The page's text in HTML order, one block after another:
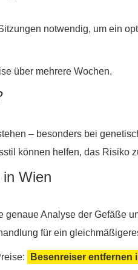
notwendig, um ein
über mehrere Wochen.
– besonders bei
können helfen, das Risiko
Wien
Analyse der Gefäße
für ein
Besenreiser entfernen